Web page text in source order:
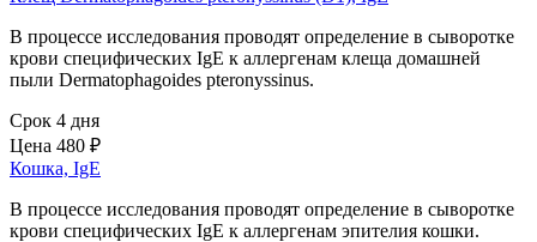
В процессе исследования проводят определение в сыворотке
крови специфических IgE к аллергенам клеща домашней
пыли Dermatophagoides pteronyssinus.
Срок 4 дня
Цена 480 ₽
Кошка, IgE
В процессе исследования проводят определение в сыворотке
крови специфических IgE к аллергенам эпителия кошки.